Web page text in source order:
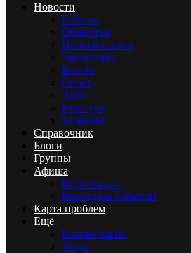
Новости
Районы
Общество
Происшествия
Экономика
Власть
Спорт
Авто
Культура
Здоровье
Справочник
Блоги
Группы
Афиша
Кинотеатры
Календарь событий
Карта проблем
Ещё
Комментарии
Люди